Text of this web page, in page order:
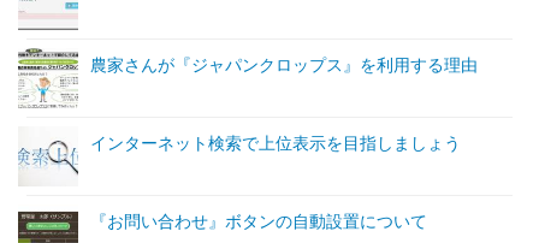
農家さんが『ジャパンクロップス』を利用する理由
インターネット検索で上位表示を目指しましょう
『お問い合わせ』ボタンの自動設置について